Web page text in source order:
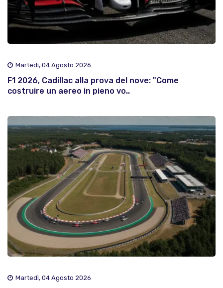
Martedì, 04 Agosto 2026
F1 2026, Cadillac alla prova del nove: "Come
costruire un aereo in pieno vo..
Martedì, 04 Agosto 2026